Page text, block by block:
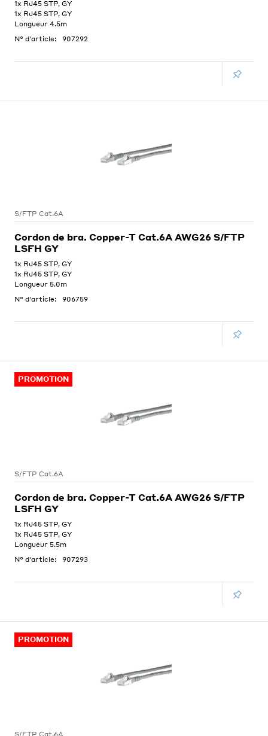
1x RJ45 STP, GY
1x RJ45 STP, GY
Longueur 4.5m
N° d'article:
907292
S/FTP Cat.6A
Cordon de bra. Copper-T Cat.6A AWG26 S/FTP
LSFH GY
1x RJ45 STP, GY
1x RJ45 STP, GY
Longueur 5.0m
N° d'article:
906759
PROMOTION
S/FTP Cat.6A
Cordon de bra. Copper-T Cat.6A AWG26 S/FTP
LSFH GY
1x RJ45 STP, GY
1x RJ45 STP, GY
Longueur 5.5m
N° d'article:
907293
PROMOTION
S/FTP Cat.6A